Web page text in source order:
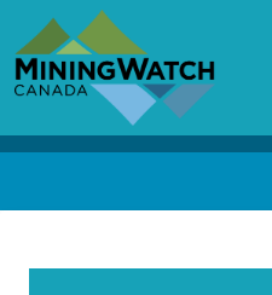
main
content